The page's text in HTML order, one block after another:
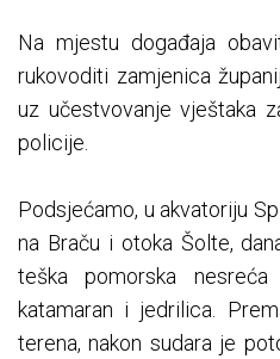
Na mjestu događaja
rukovoditi zamjenica
uz učestvovanje vještaka
policije.
Podsjećamo, u akvatoriju
na Braču i otoka Šolte,
teška pomorska
katamaran i jedrilica.
terena, nakon sudara je